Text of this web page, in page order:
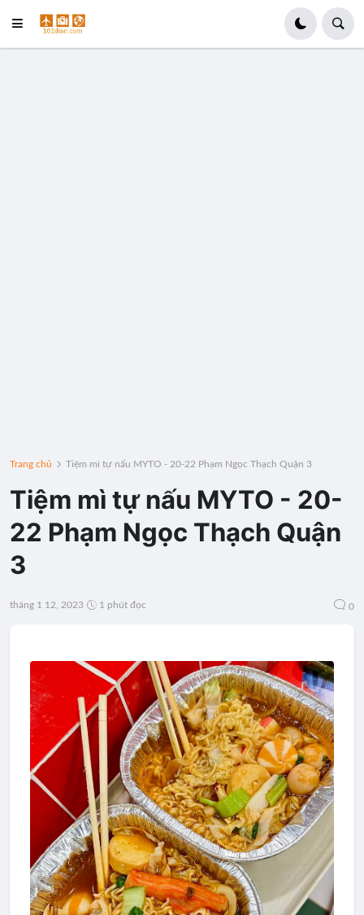
Trang chủ Tiệm mì tự nấu MYTO - 20-22 Phạm Ngọc Thạch Quận 3
Tiệm mì tự nấu MYTO - 20-
22 Phạm Ngọc Thạch Quận
3
tháng 1 12, 2023 1 phút đọc 0